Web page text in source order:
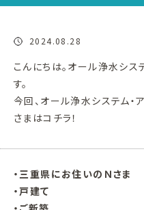
2024.08.28
こんにちは。オール浄水シス
す。
今回、オール浄水システム
さまはコチラ！
・三重県にお住いのＮさま
・戸建て